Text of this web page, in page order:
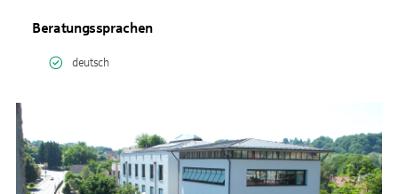
Beratungssprachen
deutsch